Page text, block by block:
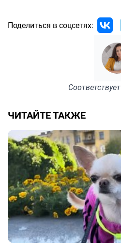
Поделиться в соцсетях:
Соответствует
ЧИТАЙТЕ ТАКЖЕ